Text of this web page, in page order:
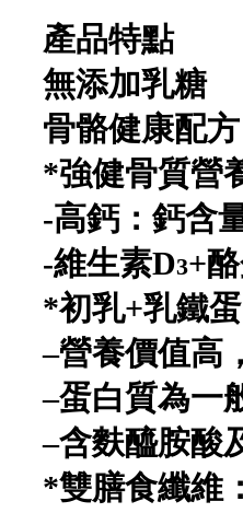
產品特點
無添加乳糖
骨骼健康配方
*強健骨質營
-高鈣：鈣含
-維生素D3+
*初乳+乳鐵
–營養價值高
–蛋白質為一
–含麩醯胺酸
*雙膳食纖維